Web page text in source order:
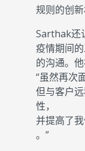
规则的创
Sarthak还
疫情期间
的沟通。他
“虽然再次
但与客户
性，
并提高了
。”